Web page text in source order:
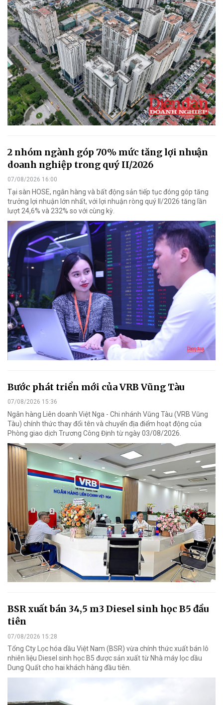
2 nhóm ngành góp 70% mức tăng lợi nhuận
doanh nghiệp trong quý II/2026
07/08/2026 16:00
Tại sàn HOSE, ngân hàng và bất động sản tiếp tục đóng góp tăng
trưởng lợi nhuận lớn nhất, với lợi nhuận ròng quý II/2026 tăng lần
lượt 24,6% và 232% so với cùng kỳ.
Bước phát triển mới của VRB Vũng Tàu
07/08/2026 15:36
Ngân hàng Liên doanh Việt Nga - Chi nhánh Vũng Tàu (VRB Vũng
Tàu) chính thức thay đổi tên và chuyển địa điểm hoạt động của
Phòng giao dịch Trương Công Định từ ngày 03/08/2026.
BSR xuất bán 34,5 m3 Diesel sinh học B5 đầu
tiên
07/08/2026 15:28
Tổng Cty Lọc hóa dầu Việt Nam (BSR) vừa chính thức xuất bán lô
nhiên liệu Diesel sinh học B5 được sản xuất từ Nhà máy lọc dầu
Dung Quất cho hai khách hàng đầu tiên.